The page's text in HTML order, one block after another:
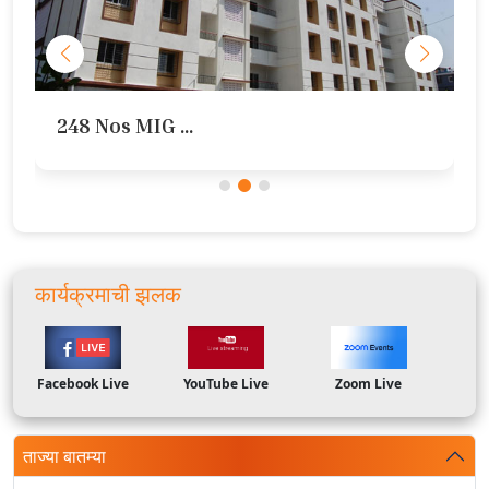
248 Nos MIG ...
कार्यक्रमाची झलक
Facebook Live YouTube Live Zoom Live
ताज्या बातम्या